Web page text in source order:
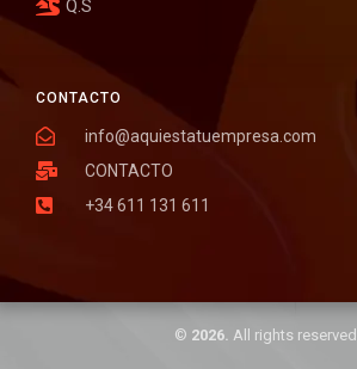
CONTACTO
info@aquiestatuempresa.com
CONTACTO
+34 611 131 611
Q.S
© 2026. All rights reserved.